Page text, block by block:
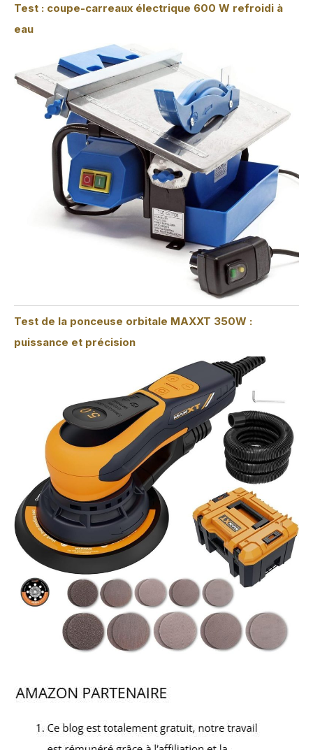
Test : coupe-carreaux électrique 600 W refroidi à
eau
Test de la ponceuse orbitale MAXXT 350W :
puissance et précision